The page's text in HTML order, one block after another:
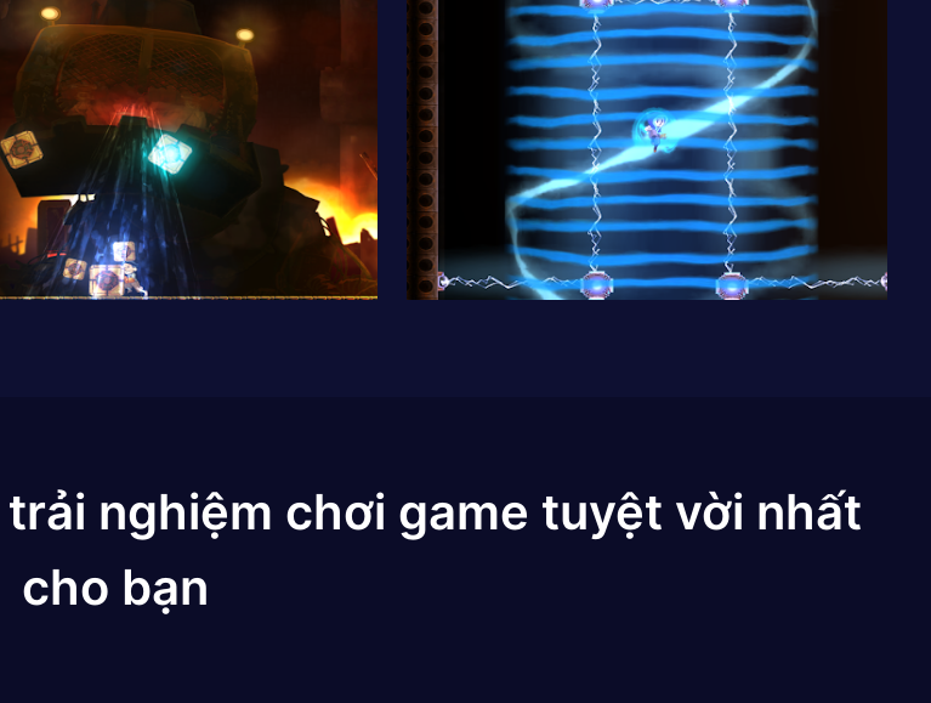
nghiệm chơi game tuyệt vời nhất
cho bạn